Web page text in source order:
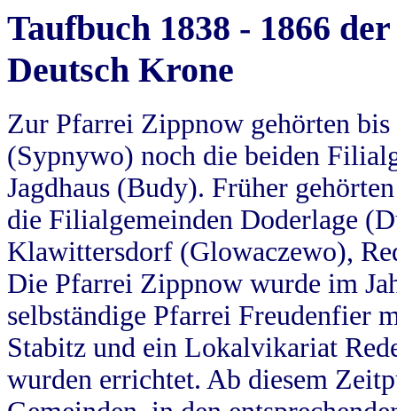
Taufbuch 1838 - 1866
Deutsch Krone
Zur Pfarrei Zippnow gehörten
(Sypnywo) noch die beiden
Jagdhaus (Budy). Früher
die Filialgemeinden Doderlage
Klawittersdorf (Glowaczewo),
Die Pfarrei Zippnow wurde im
selbständige Pfarrei Freudenfier
Stabitz und ein Lokalvikariat
wurden errichtet. Ab diesem